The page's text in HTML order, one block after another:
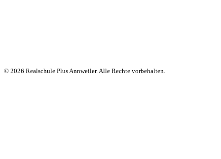
© 2026 Realschule Plus Annweiler. Alle Rechte vorbehalten.